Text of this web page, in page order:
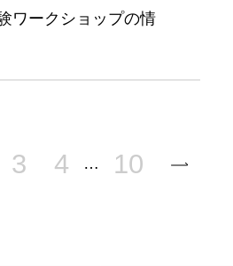
ワークショップの情
3 4 … 10